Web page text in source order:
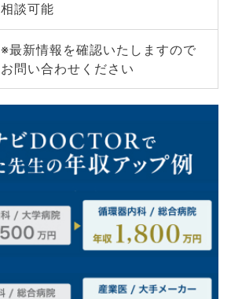
相談可能
※最新情報を確認いたしますので
お問い合わせください